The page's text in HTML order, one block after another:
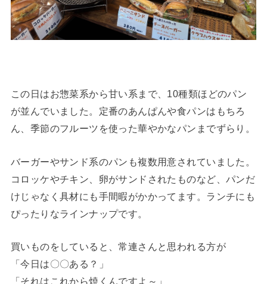
この日はお惣菜系から甘い系まで、10種類ほどのパン
が並んでいました。定番のあんぱんや食パンはもちろ
ん、季節のフルーツを使った華やかなパンまでずらり。
バーガーやサンド系のパンも複数用意されていました。
コロッケやチキン、卵がサンドされたものなど、パンだ
けじゃなく具材にも手間暇がかかってます。ランチにも
ぴったりなラインナップです。
買いものをしていると、常連さんと思われる方が
「今日は〇〇ある？」
「それはこれから焼くんですよ～」